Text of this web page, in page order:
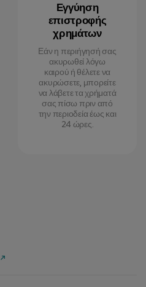
Εγγύηση
επιστροφής
χρημάτων
Εάν η περιήγησή σας
ακυρωθεί λόγω
καιρού ή θέλετε να
ακυρώσετε, μπορείτε
να λάβετε τα χρήματά
σας πίσω πριν από
την περιοδεία έως και
24 ώρες.